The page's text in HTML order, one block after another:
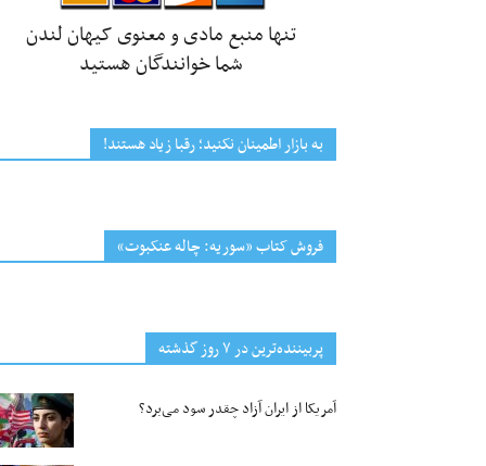
تنها منبع مادی و معنوی کیهان لندن
شما خوانندگان هستید
به بازار اطمینان نکنید؛ رقبا زیاد هستند!
فروش کتاب «سوریه: چاله عنکبوت»
پربیننده‌ترین‌ در ۷ روز گذشته
آمریکا از ایران آزاد چقدر سود می‌برد؟